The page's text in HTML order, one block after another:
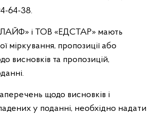
64-38.
і ТОВ «ЕДСТАР» мають
міркування, пропозиції або
висновків та пропозицій,
щодо висновків і
у поданні, необхідно надати